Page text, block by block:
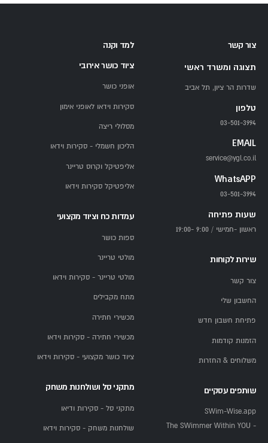
צור קשר
תצוגה ומשרד ראשי
שדרות הר ציון, תל אביב
טלפון
03-501-3994
EMAIL
service@ygl.co.il
WhatsAPP
03-501-3994
שעות פתיחה
ראשון -חמישי / 9:00 -19:00
שירות לקוחות
צור קשר
החשבון שלי
פתיחת חשבון חדש
הזמנות קודמות
משלוחים & החזרות
שותפים עסקיים
SWim-Wise.app
- The SWimmer Within YOU
למד וקנה
ציוד כושר אירובי
אופני כושר
סקירות וידאו לאופני אימון
מסלולי ריצה
הליכון חשמלי - סקירות וידאו
אליפטיקל וקרוס טריינר
אליפטיקל סקירות וידאו
עמדות כח וציוד מקצועי
ספות כושר
מולטי טריינר
מולטי טריינר - סקירות וידאו
מתח מקבילים
מכשירי חתירה
מכשירי חתירה - סקירות וידאו
ציוד כושר מקצועי - סקירות וידאו
מתקני סל ושולחנות משחק
מתקני סל - סקירות ודיאו
שולחנות משחק - סקירות וידאו